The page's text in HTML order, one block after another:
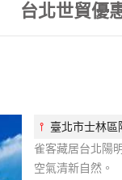
台北世貿優
⫯ 臺北市士林
雀客藏居台北陽
空氣清新自然。